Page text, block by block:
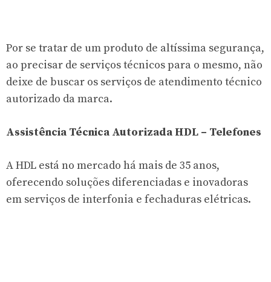
Por se tratar de um produto de altíssima segurança,
ao precisar de serviços técnicos para o mesmo, não
deixe de buscar os serviços de atendimento técnico
autorizado da marca.
Assistência Técnica Autorizada HDL – Telefones
A HDL está no mercado há mais de 35 anos,
oferecendo soluções diferenciadas e inovadoras
em serviços de interfonia e fechaduras elétricas.